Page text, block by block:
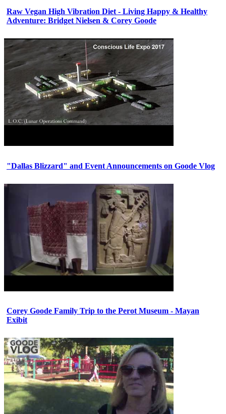
Raw Vegan High Vibration Diet - Living Happy & Healthy
Adventure: Bridget Nielsen & Corey Goode
"Dallas Blizzard" and Event Announcements on Goode Vlog
Corey Goode Family Trip to the Perot Museum - Mayan
Exibit